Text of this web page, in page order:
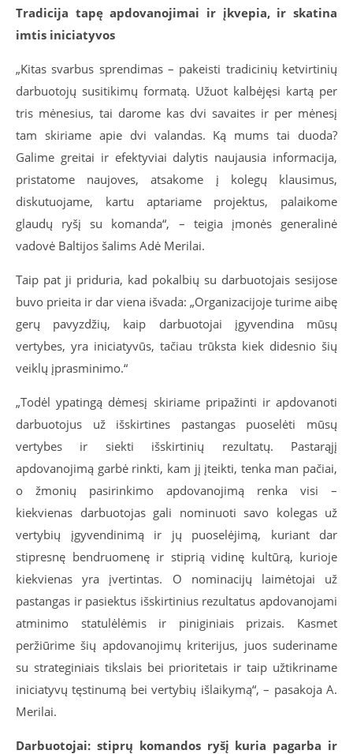
Tradicija tapę apdovanojimai ir įkvepia, ir skatina
imtis iniciatyvos
„Kitas svarbus sprendimas – pakeisti tradicinių ketvirtinių
darbuotojų susitikimų formatą. Užuot kalbėjęsi kartą per
tris mėnesius, tai darome kas dvi savaites ir per mėnesį
tam skiriame apie dvi valandas. Ką mums tai duoda?
Galime greitai ir efektyviai dalytis naujausia informacija,
pristatome naujoves, atsakome į kolegų klausimus,
diskutuojame, kartu aptariame projektus, palaikome
glaudų ryšį su komanda“, – teigia įmonės generalinė
vadovė Baltijos šalims Adė Merilai.
Taip pat ji priduria, kad pokalbių su darbuotojais sesijose
buvo prieita ir dar viena išvada: „Organizacijoje turime aibę
gerų pavyzdžių, kaip darbuotojai įgyvendina mūsų
vertybes, yra iniciatyvūs, tačiau trūksta kiek didesnio šių
veiklų įprasminimo.“
„Todėl ypatingą dėmesį skiriame pripažinti ir apdovanoti
darbuotojus už išskirtines pastangas puoselėti mūsų
vertybes ir siekti išskirtinių rezultatų. Pastarąjį
apdovanojimą garbė rinkti, kam jį įteikti, tenka man pačiai,
o žmonių pasirinkimo apdovanojimą renka visi –
kiekvienas darbuotojas gali nominuoti savo kolegas už
vertybių įgyvendinimą ir jų puoselėjimą, kuriant dar
stipresnę bendruomenę ir stiprią vidinę kultūrą, kurioje
kiekvienas yra įvertintas. O nominacijų laimėtojai už
pastangas ir pasiektus išskirtinius rezultatus apdovanojami
atminimo statulėlėmis ir piniginiais prizais. Kasmet
peržiūrime šių apdovanojimų kriterijus, juos suderiname
su strateginiais tikslais bei prioritetais ir taip užtikriname
iniciatyvų tęstinumą bei vertybių išlaikymą“, – pasakoja A.
Merilai.
Darbuotojai: stiprų komandos ryšį kuria pagarba ir